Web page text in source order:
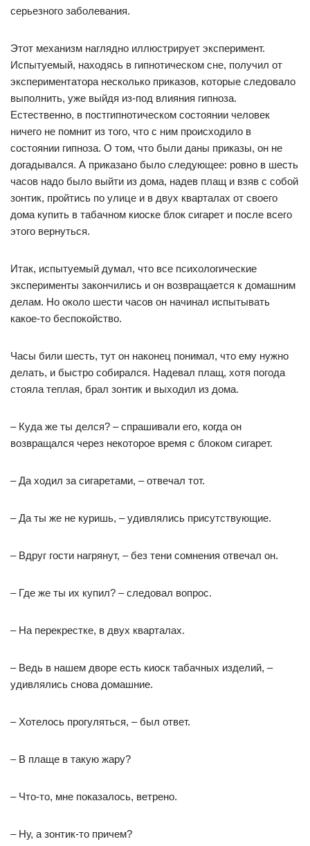
серьезного заболевания.
Этот механизм наглядно иллюстрирует эксперимент.
Испытуемый, находясь в гипнотическом сне, получил от
экспериментатора несколько приказов, которые следовало
выполнить, уже выйдя из-под влияния гипноза.
Естественно, в постгипнотическом состоянии человек
ничего не помнит из того, что с ним происходило в
состоянии гипноза. О том, что были даны приказы, он не
догадывался. А приказано было следующее: ровно в шесть
часов надо было выйти из дома, надев плащ и взяв с собой
зонтик, пройтись по улице и в двух кварталах от своего
дома купить в табачном киоске блок сигарет и после всего
этого вернуться.
Итак, испытуемый думал, что все психологические
эксперименты закончились и он возвращается к домашним
делам. Но около шести часов он начинал испытывать
какое-то беспокойство.
Часы били шесть, тут он наконец понимал, что ему нужно
делать, и быстро собирался. Надевал плащ, хотя погода
стояла теплая, брал зонтик и выходил из дома.
– Куда же ты делся? – спрашивали его, когда он
возвращался через некоторое время с блоком сигарет.
– Да ходил за сигаретами, – отвечал тот.
– Да ты же не куришь, – удивлялись присутствующие.
– Вдруг гости нагрянут, – без тени сомнения отвечал он.
– Где же ты их купил? – следовал вопрос.
– На перекрестке, в двух кварталах.
– Ведь в нашем дворе есть киоск табачных изделий, –
удивлялись снова домашние.
– Хотелось прогуляться, – был ответ.
– В плаще в такую жару?
– Что-то, мне показалось, ветрено.
– Ну, а зонтик-то причем?